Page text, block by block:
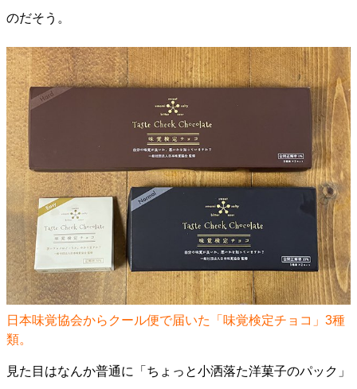
のだそう。
日本味覚協会からクール便で届いた「味覚検定チョコ」3種
類。
見た目はなんか普通に「ちょっと小洒落た洋菓子のパック」